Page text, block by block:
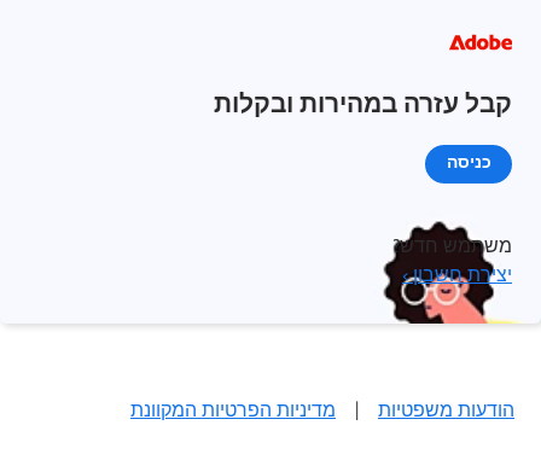
קבל עזרה במהירות ובקלות
כניסה
משתמש חדש?
יצירת חשבון ›
הודעות משפטיות | מדיניות הפרטיות המקוונת